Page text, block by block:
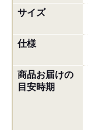
サイズ
仕様
商品お届けの
目安時期